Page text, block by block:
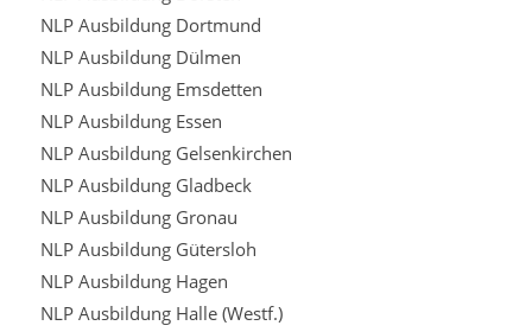
NLP Ausbildung Dortmund
NLP Ausbildung Dülmen
NLP Ausbildung Emsdetten
NLP Ausbildung Essen
NLP Ausbildung Gelsenkirchen
NLP Ausbildung Gladbeck
NLP Ausbildung Gronau
NLP Ausbildung Gütersloh
NLP Ausbildung Hagen
NLP Ausbildung Halle (Westf.)